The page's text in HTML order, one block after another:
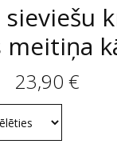
sieviešu
meitiņa
23,90 €